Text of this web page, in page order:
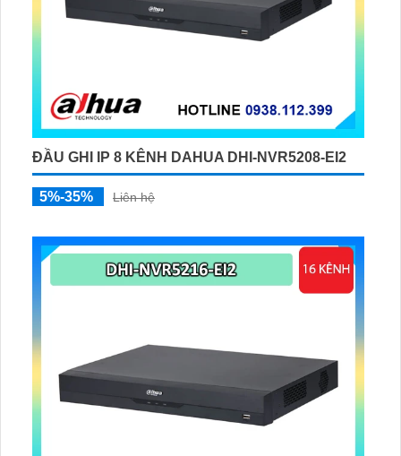
ĐẦU GHI IP 8 KÊNH DAHUA DHI-NVR5208-EI2
5%-35% Liên hệ